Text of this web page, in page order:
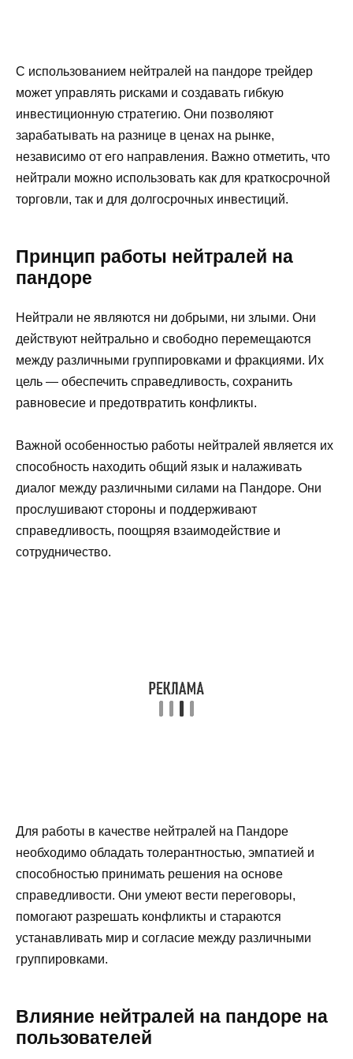
С использованием нейтралей на пандоре трейдер
может управлять рисками и создавать гибкую
инвестиционную стратегию. Они позволяют
зарабатывать на разнице в ценах на рынке,
независимо от его направления. Важно отметить, что
нейтрали можно использовать как для краткосрочной
торговли, так и для долгосрочных инвестиций.
Принцип работы нейтралей на
пандоре
Нейтрали не являются ни добрыми, ни злыми. Они
действуют нейтрально и свободно перемещаются
между различными группировками и фракциями. Их
цель — обеспечить справедливость, сохранить
равновесие и предотвратить конфликты.
Важной особенностью работы нейтралей является их
способность находить общий язык и налаживать
диалог между различными силами на Пандоре. Они
прослушивают стороны и поддерживают
справедливость, поощряя взаимодействие и
сотрудничество.
Для работы в качестве нейтралей на Пандоре
необходимо обладать толерантностью, эмпатией и
способностью принимать решения на основе
справедливости. Они умеют вести переговоры,
помогают разрешать конфликты и стараются
устанавливать мир и согласие между различными
группировками.
Влияние нейтралей на пандоре на
пользователей